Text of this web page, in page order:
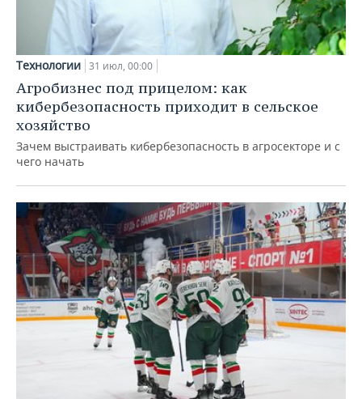
Технологии 31 июл, 00:00
Агробизнес под прицелом: как
кибербезопасность приходит в сельское
хозяйство
Зачем выстраивать кибербезопасность в агросекторе и с
чего начать